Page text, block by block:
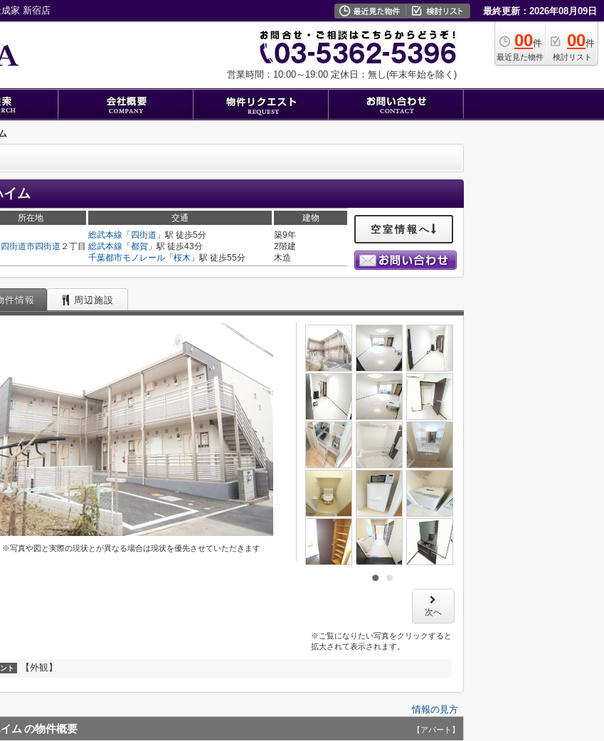
家 新宿店 最終更新：2026年08月09日
00件
最近見た物件
00件
検討リスト
営業時間：10:00～19:00 定休日：無し(年末年始を除く)
イム
所在地 交通 建物
四街道市四街道 ２丁目
総武本線 「 四街道 」駅 徒歩5分
総武本線 「 都賀 」駅 徒歩43分
千葉都市モノレール 「 桜木 」駅 徒歩55分
築9年
2階建
木造
空室情報へ
件情報 周辺施設
※写真や図と実際の現状とが異なる場合は現状を優先させていただきます
次へ
※ご覧になりたい写真をクリックすると
拡大されて表示されます。
ト 【外観】
情報の見方
ム の物件概要 【アパート】